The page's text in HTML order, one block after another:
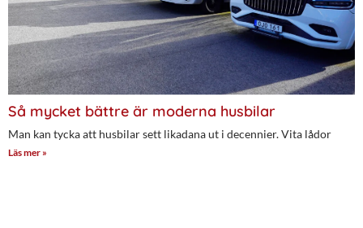
Så mycket bättre är moderna husbilar
Man kan tycka att husbilar sett likadana ut i decennier. Vita lådor
Läs mer »